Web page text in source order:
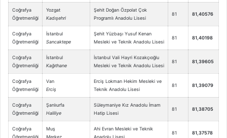
Coğrafya
Öğretmenliği
Yozgat
Kadışehri
Şehit Doğan Özpolat Çok
Programlı Anadolu Lisesi
81 81,40576
Coğrafya
Öğretmenliği
İstanbul
Sancaktepe
Şehit Yüzbaşı Yusuf Kenan
Mesleki ve Teknik Anadolu Lisesi
81 81,40198
Coğrafya
Öğretmenliği
İstanbul
Kağıthane
İstanbul Vali Hayri Kozakçıoğlu
Mesleki ve Teknik Anadolu Lisesi
81 81,39605
Coğrafya
Öğretmenliği
Van
Erciş
Erciş Lokman Hekim Mesleki ve
Teknik Anadolu Lisesi
81 81,39079
Coğrafya
Öğretmenliği
Şanlıurfa
Haliliye
Süleymaniye Kız Anadolu İmam
Hatip Lisesi
81 81,38705
Coğrafya
Öğretmenliği
Muş
Merkez
Ahi Evran Mesleki ve Teknik
Anadolu Lisesi
81 81,37578